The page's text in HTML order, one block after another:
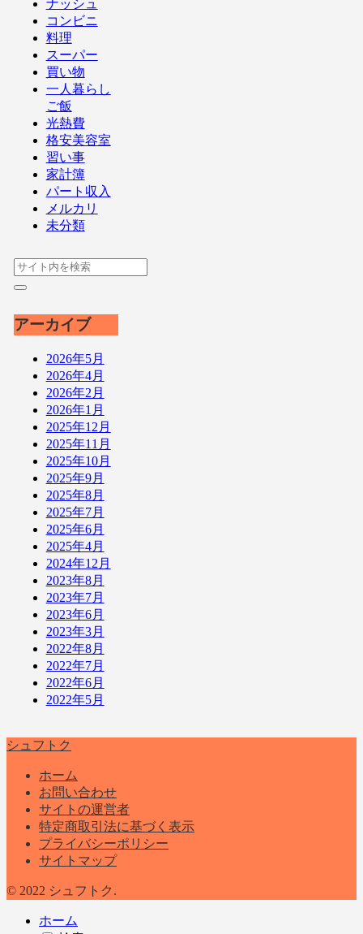
ナッシュ
コンビニ
料理
スーパー
買い物
一人暮らし
ご飯
光熱費
格安美容室
習い事
家計簿
パート収入
メルカリ
未分類
アーカイブ
2026年5月
2026年4月
2026年2月
2026年1月
2025年12月
2025年11月
2025年10月
2025年9月
2025年8月
2025年7月
2025年6月
2025年4月
2024年12月
2023年8月
2023年7月
2023年6月
2023年3月
2022年8月
2022年7月
2022年6月
2022年5月
シュフトク
ホーム
お問い合わせ
サイトの運営者
特定商取引法に基づく表示
プライバシーポリシー
サイトマップ
© 2022 シュフトク.
ホーム